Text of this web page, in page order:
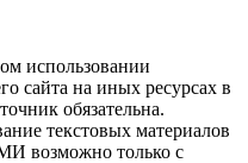
использовании
сайта на иных ресурсах в
обязательна.
текстовых материалов
возможно только с